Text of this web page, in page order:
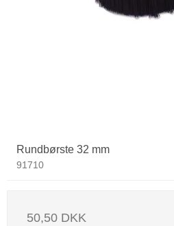
Rundbørste 32 mm
91710
50,50 DKK